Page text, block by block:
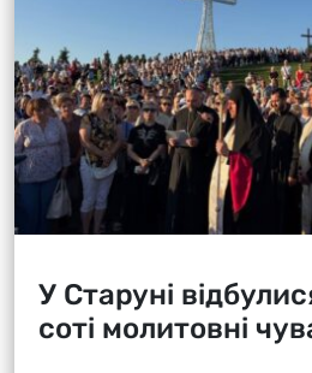
У Старуні
соті молитовні